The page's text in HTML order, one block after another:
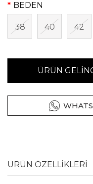
BEDEN
38 40 42
ÜRÜN
ÜRÜN ÖZELLİKLERİ